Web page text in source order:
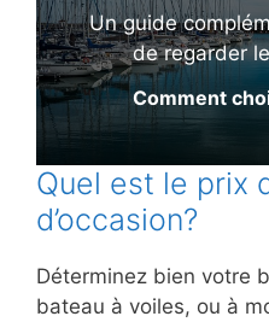
Un guide
de regarder
Comment
Quel est le prix
d’occasion?
Déterminez bien votre
bateau à voiles, ou à